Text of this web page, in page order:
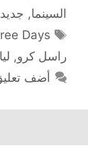
السينما,
الوسوم
Days
راسل كرو,
أضف